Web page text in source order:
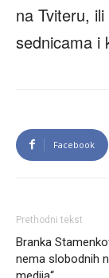
na Tviteru,
sednicama i
Facebook
Prethodni tekst
Branka
nema slobodnih